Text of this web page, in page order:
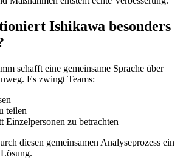
Ishikawa besonders
schafft eine gemeinsame Sprache über
Es zwingt Teams:
teilen
Einzelpersonen zu betrachten
diesen gemeinsamen Analyseprozess ein